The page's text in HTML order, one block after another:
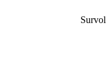
Survol